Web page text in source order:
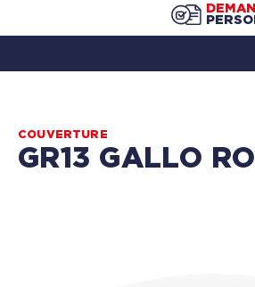
COUVERTURE
GR13 GALLO